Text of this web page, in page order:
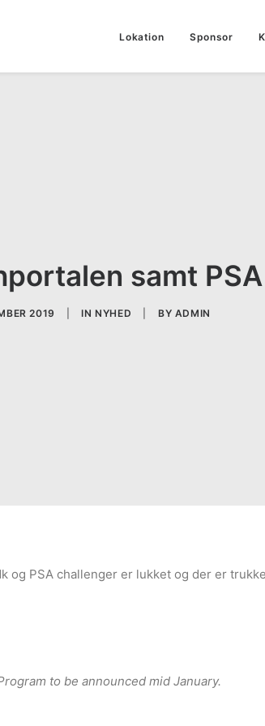
Lokation Sponsor
samt
2019 INNYHED BY ADMIN
og PSA challenger er lukket og der er
to be announced mid January.